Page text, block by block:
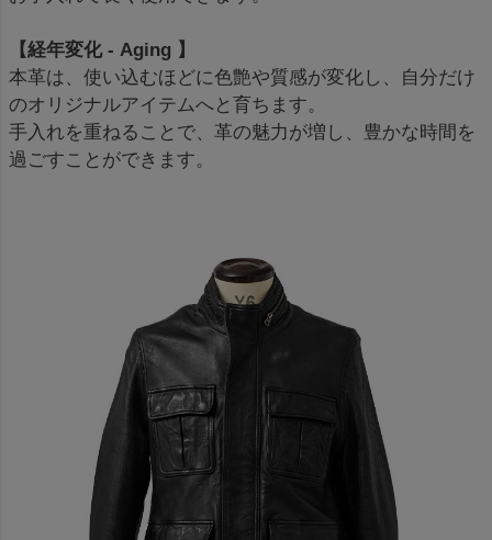
【経年変化 - Aging 】
本革は、使い込むほどに色艶や質感が変化し、自分だけ
のオリジナルアイテムへと育ちます。
手入れを重ねることで、革の魅力が増し、豊かな時間を
過ごすことができます。